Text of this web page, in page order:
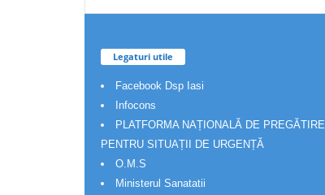
Legaturi utile
Facebook Dsp Iasi
Infocons
PLATFORMA NAȚIONALĂ DE PREGĂTIRE
PENTRU SITUAȚII DE URGENȚĂ
O.M.S
Ministerul Sanatatii